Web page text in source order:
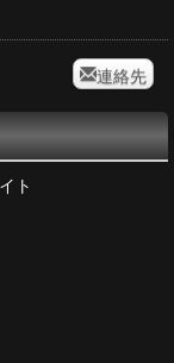
連絡先
ト